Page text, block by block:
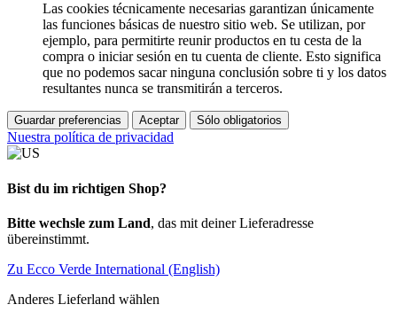
Las cookies técnicamente necesarias garantizan únicamente
las funciones básicas de nuestro sitio web. Se utilizan, por
ejemplo, para permitirte reunir productos en tu cesta de la
compra o iniciar sesión en tu cuenta de cliente. Esto significa
que no podemos sacar ninguna conclusión sobre ti y los datos
resultantes nunca se transmitirán a terceros.
Guardar preferencias Aceptar Sólo obligatorios
Nuestra política de privacidad
Bist du im richtigen Shop?
Bitte wechsle zum Land, das mit deiner Lieferadresse
übereinstimmt.
Zu Ecco Verde International (English)
Anderes Lieferland wählen